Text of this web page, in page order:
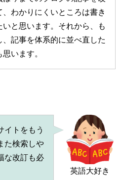
、わかりにくいところは書き
いと思います。それから、も
、記事を体系的に並べ直した
思います。
英語大好き
イトをもう
た検索しや
な改訂も必